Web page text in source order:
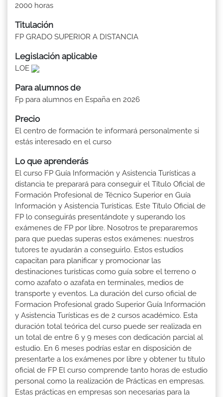
2000 horas
Titulación
FP GRADO SUPERIOR A DISTANCIA
Legislación aplicable
LOE
Para alumnos de
Fp para alumnos en España en 2026
Precio
El centro de formación te informará personalmente si
estás interesado en el curso
Lo que aprenderás
El curso FP Guía Información y Asistencia Turísticas a
distancia te preparará para conseguir el Título Oficial de
Formación Profesional de Técnico Superior en Guía
Información y Asistencia Turísticas. Este Título Oficial de
FP lo conseguirás presentándote y superando los
exámenes de FP por libre. Nosotros te prepararemos
para que puedas superas estos exámenes: nuestros
tutores te ayudarán a conseguirlo. Estos estudios
capacitan para planificar y promocionar las
destinaciones turísticas como guía sobre el terreno o
como azafato o azafata en terminales, medios de
transporte y eventos. La duración del curso oficial de
Formacion Profesional grado Superior Guía Información
y Asistencia Turísticas es de 2 cursos académico. Esta
duración total teórica del curso puede ser realizada en
un total de entre 6 y 9 meses con dedicación parcial al
estudio. En 6 meses podrías estar en disposición de
presentarte a los exámenes por libre y obtener tu título
oficial de FP El curso comprende tanto horas de estudio
personal como la realización de Prácticas en empresas.
Estas prácticas en empresas son necesarias para la